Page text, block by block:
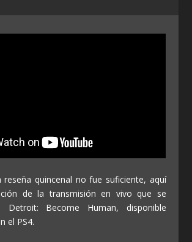
reseña quincenal no fue suficiente, aquí
de la transmisión en vivo que se
Detroit: Become Human, disponible
el PS4.